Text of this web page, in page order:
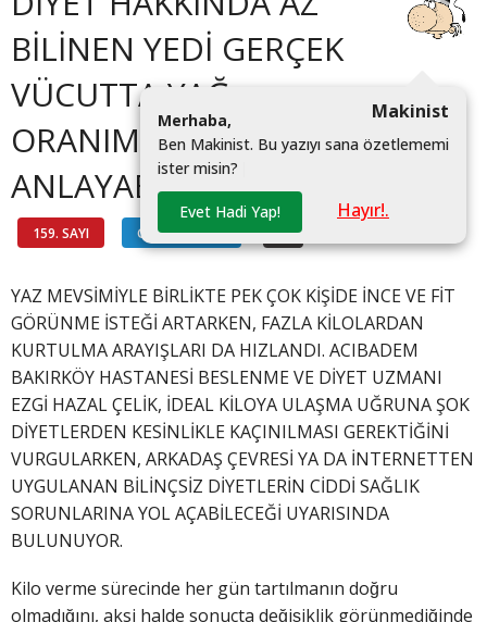
BİLİNEN YEDİ GERÇEK
VÜCUTTA YAĞ
ORANIMIZI NASIL
ANLAYABİLİRİZ?
159. SAYI GASTRONOMİ #
Makinist
Merhaba,
Ben Makinist. Bu yazıyı sana özetlememi
ister misin?
Evet Hadi Yap! Hayır!.
YAZ MEVSİMİYLE BİRLİKTE PEK ÇOK KİŞİDE İNCE VE FİT
GÖRÜNME İSTEĞİ ARTARKEN, FAZLA KİLOLARDAN
KURTULMA ARAYIŞLARI DA HIZLANDI. ACIBADEM
BAKIRKÖY HASTANESİ BESLENME VE DİYET UZMANI
EZGİ HAZAL ÇELİK, İDEAL KİLOYA ULAŞMA UĞRUNA ŞOK
DİYETLERDEN KESİNLİKLE KAÇINILMASI GEREKTİĞİNİ
VURGULARKEN, ARKADAŞ ÇEVRESİ YA DA İNTERNETTEN
UYGULANAN BİLİNÇSİZ DİYETLERİN CİDDİ SAĞLIK
SORUNLARINA YOL AÇABİLECEĞİ UYARISINDA
BULUNUYOR.
Kilo verme sürecinde her gün tartılmanın doğru
olmadığını, aksi halde sonuçta değişiklik görünmediğinde